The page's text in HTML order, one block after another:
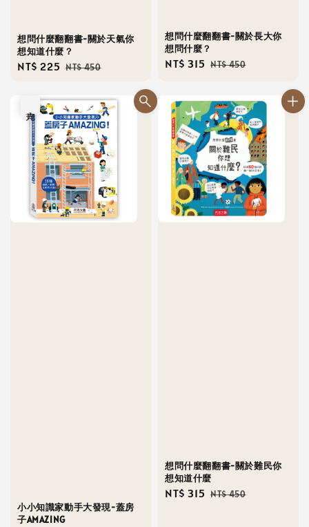
想問什麼翻翻書-關於天氣你
想知道什麼？
Sale
NT$ 225 Regular
NT$ 450
想問什麼翻翻書-關於長大你
想問什麼？
Sale
NT$ 315 Regular
NT$ 450
小小知識家動手大發現-蓋房
子AMAZING
想問什麼翻翻書-關於難民你
想知道什麼
Sale
NT$ 315 Regular
NT$ 450